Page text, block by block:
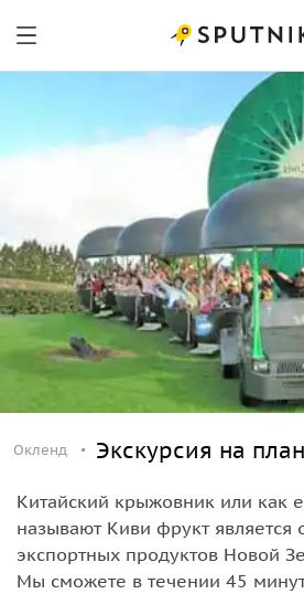
Окленд Экскурсия на
Китайский крыжовник или как
называют Киви фрукт
экспортных продуктов Новой
Мы сможете в течении 45